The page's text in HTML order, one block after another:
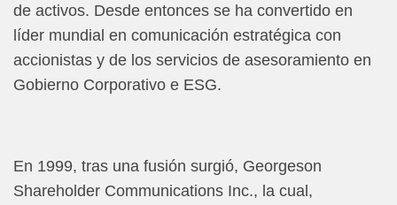
de activos. Desde entonces se ha convertido en
líder mundial en comunicación estratégica con
accionistas y de los servicios de asesoramiento en
Gobierno Corporativo e ESG.
En 1999, tras una fusión surgió, Georgeson
Shareholder Communications Inc., la cual,